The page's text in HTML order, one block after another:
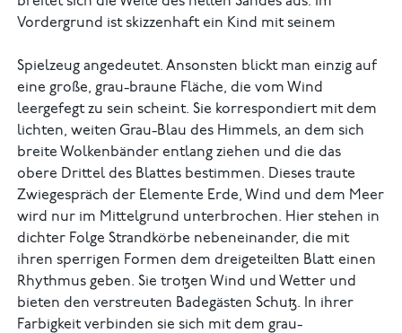
Vordergrund ist skizzenhaft ein Kind mit seinem
Spielzeug angedeutet. Ansonsten blickt man einzig auf
eine große, grau-braune Fläche, die vom Wind
leergefegt zu sein scheint. Sie korrespondiert mit dem
lichten, weiten Grau-Blau des Himmels, an dem sich
breite Wolkenbänder entlang ziehen und die das
obere Drittel des Blattes bestimmen. Dieses traute
Zwiegespräch der Elemente Erde, Wind und dem Meer
wird nur im Mittelgrund unterbrochen. Hier stehen in
dichter Folge Strandkörbe nebeneinander, die mit
ihren sperrigen Formen dem dreigeteilten Blatt einen
Rhythmus geben. Sie trotzen Wind und Wetter und
bieten den verstreuten Badegästen Schutz. In ihrer
Farbigkeit verbinden sie sich mit dem grau-